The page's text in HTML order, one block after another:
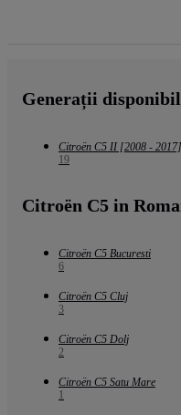
Generații
Citroën C5 II [2008 - 2017]
19
Citroën C5 in
Citroën C5 Bucuresti
6
Citroën C5 Cluj
3
Citroën C5 Dolj
2
Citroën C5 Satu Mare
1